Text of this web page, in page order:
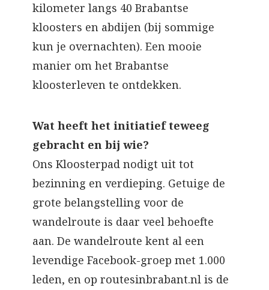
kilometer langs 40 Brabantse
kloosters en abdijen (bij sommige
kun je overnachten). Een mooie
manier om het Brabantse
kloosterleven te ontdekken.
Wat heeft het initiatief teweeg
gebracht en bij wie?
Ons Kloosterpad nodigt uit tot
bezinning en verdieping. Getuige de
grote belangstelling voor de
wandelroute is daar veel behoefte
aan. De wandelroute kent al een
levendige Facebook-groep met 1.000
leden, en op routesinbrabant.nl is de